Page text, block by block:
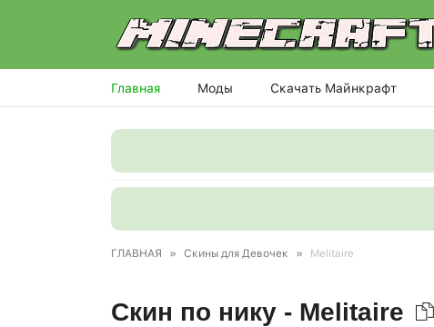
Главная Моды Скачать Майнкрафт
ГЛАВНАЯ » Скины для Девочек » Melitaire
Скин по нику - Melitaire